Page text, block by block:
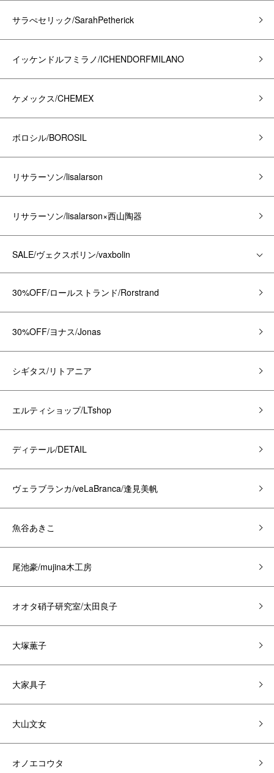
サラぺセリック/SarahPetherick
イッケンドルフミラノ/ICHENDORFMILANO
ケメックス/CHEMEX
ボロシル/BOROSIL
リサラーソン/lisalarson
リサラーソン/lisalarson×西山陶器
SALE/ヴェクスボリン/vaxbolin
30%OFF/ロールストランド/Rorstrand
30%OFF/ヨナス/Jonas
シギタス/リトアニア
エルティショップ/LTshop
ディテール/DETAIL
ヴェラブランカ/veLaBranca/逢見美帆
魚谷あきこ
尾池豪/mujina木工房
オオタ硝子研究室/太田良子
大塚薫子
大家具子
大山文女
オノエコウタ